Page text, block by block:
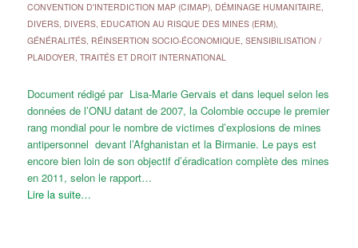
CONVENTION D'INTERDICTION MAP (CIMAP), DÉMINAGE HUMANITAIRE,
DIVERS, DIVERS, EDUCATION AU RISQUE DES MINES (ERM),
GÉNÉRALITÉS, RÉINSERTION SOCIO-ÉCONOMIQUE, SENSIBILISATION /
PLAIDOYER, TRAITÉS ET DROIT INTERNATIONAL
Document rédigé par Lisa-Marie Gervais et dans lequel selon les
données de l’ONU datant de 2007, la Colombie occupe le premier
rang mondial pour le nombre de victimes d’explosions de mines
antipersonnel devant l’Afghanistan et la Birmanie. Le pays est
encore bien loin de son objectif d’éradication complète des mines
en 2011, selon le rapport…
Lire la suite…